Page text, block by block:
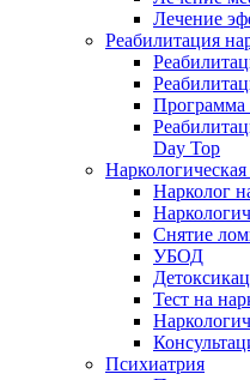
Лечение
Реабилитация
Программа
Day Top
Нарколог
Снятие
УБОД
Тест на
Психиатрия